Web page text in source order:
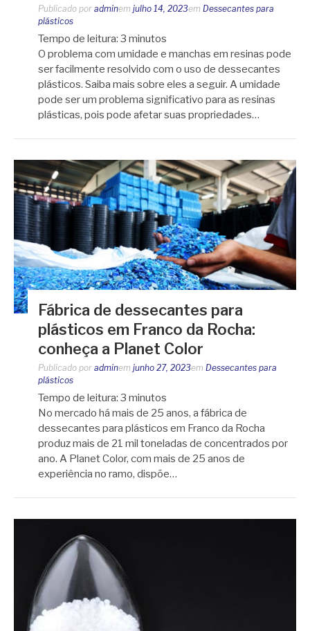
Publicado por adminem julho 14, 2023em Dessecantes para
plásticos
Tempo de leitura: 3 minutos
O problema com umidade e manchas em resinas pode
ser facilmente resolvido com o uso de dessecantes
plásticos. Saiba mais sobre eles a seguir. A umidade
pode ser um problema significativo para as resinas
plásticas, pois pode afetar suas propriedades…
Fábrica de dessecantes para
plásticos em Franco da Rocha:
conheça a Planet Color
Publicado por adminem junho 27, 2023em Dessecantes para
plásticos
Tempo de leitura: 3 minutos
No mercado há mais de 25 anos, a fábrica de
dessecantes para plásticos em Franco da Rocha
produz mais de 21 mil toneladas de concentrados por
ano. A Planet Color, com mais de 25 anos de
experiência no ramo, dispõe…